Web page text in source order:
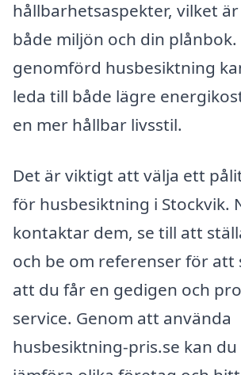
hållbarhetsaspekter, vilket
både miljön och din plånbok.
genomförd husbesiktning
leda till både lägre
en mer hållbar livsstil.
Det är viktigt att välja ett
för husbesiktning i Stockvik.
kontaktar dem, se till att
och be om referenser för att
att du får en gedigen och
service. Genom att använda
husbesiktning-pris.se kan